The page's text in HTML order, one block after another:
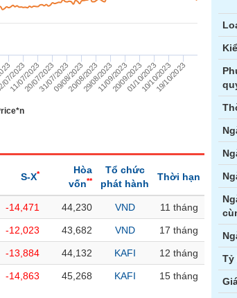
2023
11/07/2023
20/07/2023
31/07/2023
09/08/2023
20/08/2023
29/08/2023
11/09/2023
20/09/2023
01/10/2023
10/10/2023
19/10/2023
S-X*
Hòa
vốn**
Tổ chức
phát hành
Thời hạn
-14,471 44,230 VND 11 tháng
-12,023 43,682 VND 17 tháng
-13,884 44,132 KAFI 12 tháng
-14,863 45,268 KAFI 15 tháng
Tỷ
Hợp đồng tương lai Trái phiếu